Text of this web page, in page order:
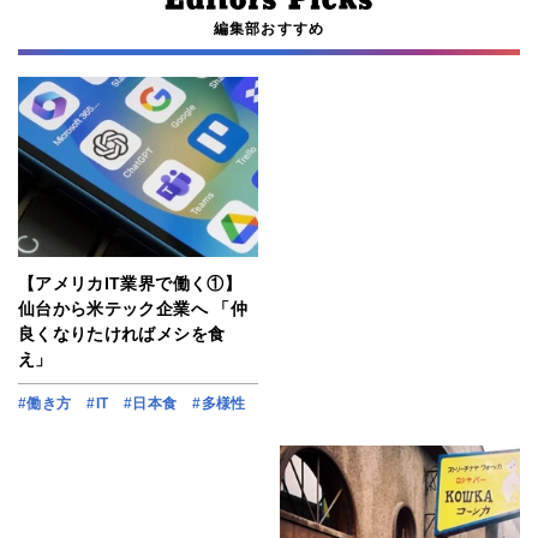
編集部おすすめ
【アメリカIT業界で働く①】
仙台から米テック企業へ 「仲
良くなりたければメシを食
え」
#働き方 #IT #日本食 #多様性